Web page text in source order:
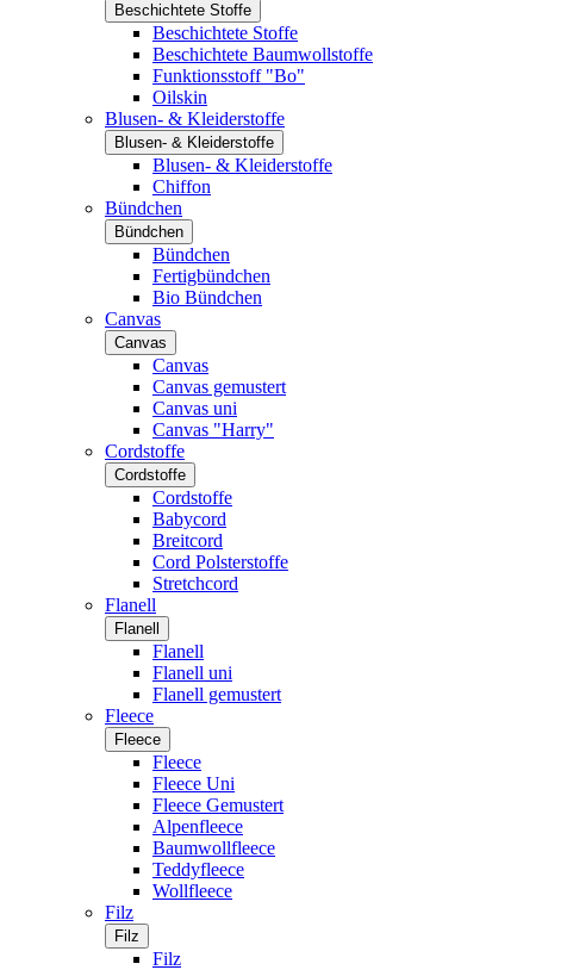
Beschichtete Stoffe
Beschichtete Stoffe
Beschichtete Baumwollstoffe
Funktionsstoff "Bo"
Oilskin
Blusen- & Kleiderstoffe
Blusen- & Kleiderstoffe
Blusen- & Kleiderstoffe
Chiffon
Bündchen
Bündchen
Bündchen
Fertigbündchen
Bio Bündchen
Canvas
Canvas
Canvas
Canvas gemustert
Canvas uni
Canvas "Harry"
Cordstoffe
Cordstoffe
Cordstoffe
Babycord
Breitcord
Cord Polsterstoffe
Stretchcord
Flanell
Flanell
Flanell
Flanell uni
Flanell gemustert
Fleece
Fleece
Fleece
Fleece Uni
Fleece Gemustert
Alpenfleece
Baumwollfleece
Teddyfleece
Wollfleece
Filz
Filz
Filz